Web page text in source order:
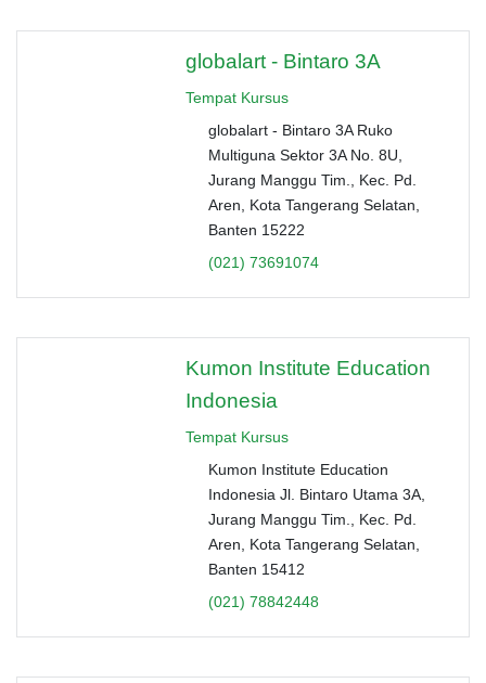
globalart - Bintaro 3A
Tempat Kursus
globalart - Bintaro 3A Ruko
Multiguna Sektor 3A No. 8U,
Jurang Manggu Tim., Kec. Pd.
Aren, Kota Tangerang Selatan,
Banten 15222
(021) 73691074
Kumon Institute Education
Indonesia
Tempat Kursus
Kumon Institute Education
Indonesia Jl. Bintaro Utama 3A,
Jurang Manggu Tim., Kec. Pd.
Aren, Kota Tangerang Selatan,
Banten 15412
(021) 78842448